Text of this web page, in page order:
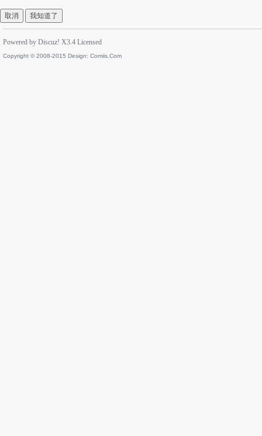
取消 我知道了
Powered by Discuz! X3.4 Licensed
Copyright © 2008-2015 Design: Comiis.Com